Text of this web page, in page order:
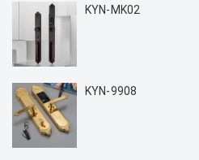
KYN-MK02
KYN-9908